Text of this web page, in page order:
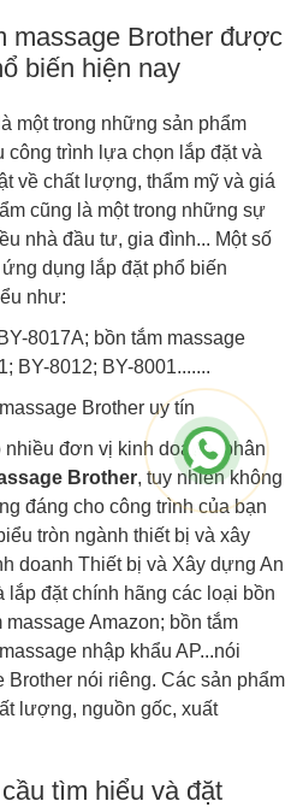
massage Brother được
biến hiện nay
một trong những sản phẩm
trình lựa chọn lắp đặt và
về chất lượng, thẩm mỹ và giá
cũng là một trong những sự
nhà đầu tư, gia đình... Một số
dụng lắp đặt phổ biến
như:
8017A; bồn tắm massage
BY-8012; BY-8001.......
Brother uy tín
đơn vị kinh doanh, phân
Brother, tuy nhiên không
đáng cho công trình của bạn
tròn ngành thiết bị và xây
doanh Thiết bị và Xây dựng An
lắp đặt chính hãng các loại bồn
Amazon; bồn tắm
nhập khẩu AP...nói
Brother nói riêng. Các sản phẩm
lượng, nguồn gốc, xuất
tìm hiểu và đặt